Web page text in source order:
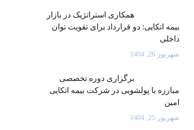
همکاری استراتژیک در بازار
بیمه اتکایی: دو قرارداد برای تقویت توان
داخلی
شهریور 26, 1404
برگزاری دوره تخصصی
مبارزه با پولشویی در شرکت بیمه اتکایی
امین
شهریور 25, 1404